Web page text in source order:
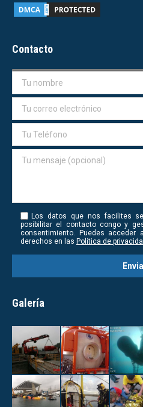
Contacto
Los datos que nos facilites
posibilitar el contacto congo y
consentimiento. Puedes
derechos en las Política de
Galería